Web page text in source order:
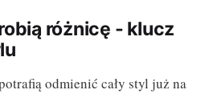
różnicę - klucz
odmienić cały styl już na